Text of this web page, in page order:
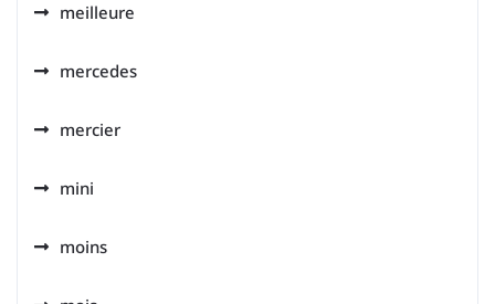
meilleure
mercedes
mercier
mini
moins